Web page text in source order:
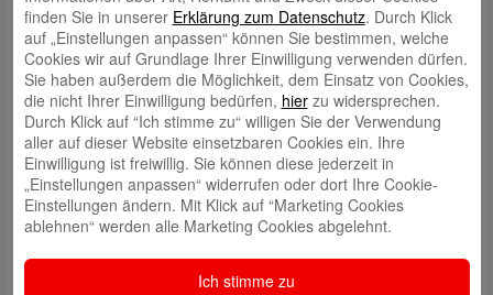
Wie funktioniert Smart Home?
Wir sprechen von einem Smart Home, wenn beispielsweise sämtliche
im Haus verwendeten Leuchten, Taster und Geräte untereinander
vernetzt sind. Dabei besitzt das Smart Home eine eigene
Schaltzentrale, die per Internet angewählt und über verschiedene Apps
gesteuert werden kann.
finden Sie in unserer Erklärung zum Datenschutz. Durch Klick
auf „Einstellungen anpassen“ können Sie bestimmen, welche
Cookies wir auf Grundlage Ihrer Einwilligung verwenden dürfen.
Sie haben außerdem die Möglichkeit, dem Einsatz von Cookies,
die nicht Ihrer Einwilligung bedürfen, hierzu widersprechen.
Durch Klick auf “Ich stimme zu“ willigen Sie der Verwendung
aller auf dieser Website einsetzbaren Cookies ein. Ihre
Einwilligung ist freiwillig. Sie können diese jederzeit in
„Einstellungen anpassen“ widerrufen oder dort Ihre Cookie-
Einstellungen ändern. Mit Klick auf “Marketing Cookies
ablehnen“ werden alle Marketing Cookies abgelehnt.
Ich stimme zu